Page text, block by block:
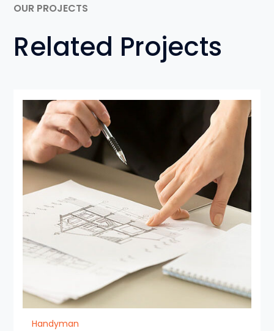
OUR PROJECTS
Related Projects
Handyman